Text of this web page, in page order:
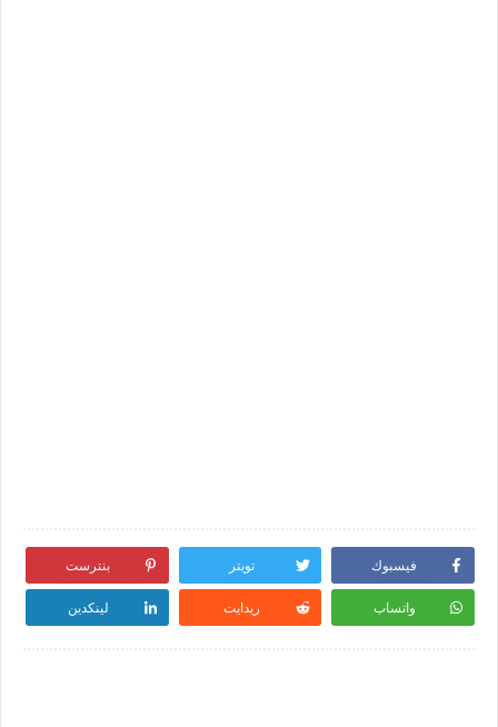
فيسبوك تويتر بنترست
واتساب ريدايت لينكدين